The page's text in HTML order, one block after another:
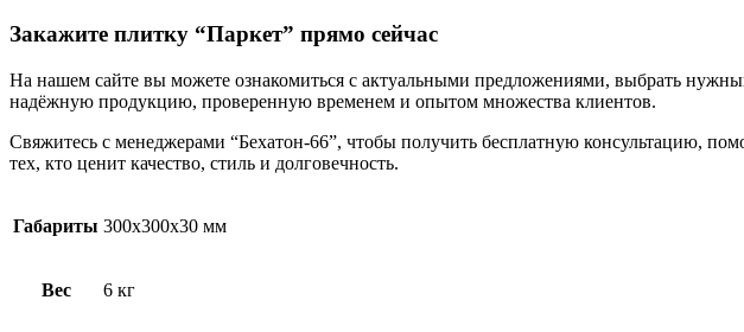
Закажите плитку “Паркет” прямо сейчас
На нашем сайте вы можете ознакомиться с актуальными предложениями, выбрать
надёжную продукцию, проверенную временем и опытом множества клиентов.
Свяжитесь с менеджерами “Бехатон-66”, чтобы получить бесплатную консультацию,
тех, кто ценит качество, стиль и долговечность.
Габариты 300х300х30 мм
Вес 6 кг